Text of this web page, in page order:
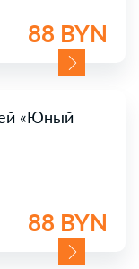
88 BYN
«Юный
88 BYN